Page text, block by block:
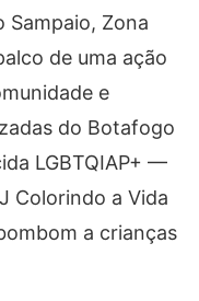
Zona
de uma ação
e
do Botafogo
LGBTQIAP+ —
Colorindo a Vida
a crianças